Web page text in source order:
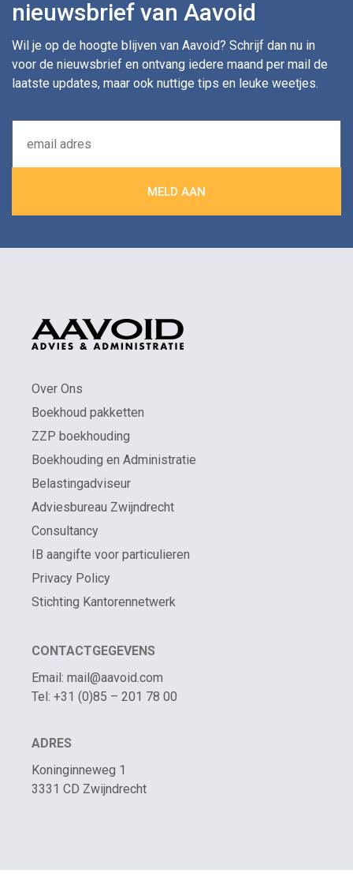
nieuwsbrief van Aavoid
Wil je op de hoogte blijven van Aavoid? Schrijf dan nu in
voor de nieuwsbrief en ontvang iedere maand per mail de
laatste updates, maar ook nuttige tips en leuke weetjes.
Over Ons
Boekhoud pakketten
ZZP boekhouding
Boekhouding en Administratie
Belastingadviseur
Adviesbureau Zwijndrecht
Consultancy
IB aangifte voor particulieren
Privacy Policy
Stichting Kantorennetwerk
CONTACTGEGEVENS
Email: mail@aavoid.com
Tel: +31 (0)85 – 201 78 00
ADRES
Koninginneweg 1
3331 CD Zwijndrecht